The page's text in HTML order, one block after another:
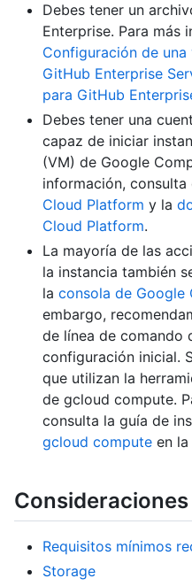
Debes tener un
Enterprise. Para más
Configuración de
GitHub Enterprise
para GitHub
Debes tener una
capaz de iniciar
(VM) de Google
información, consulta
Cloud Platform y la
Cloud Platform.
La mayoría de las
la instancia también
la consola de Google
embargo,
de línea de comando
configuración inicial.
que utilizan la
de gcloud compute.
consulta la guía de
gcloud compute en
Requisitos mínimos
Storage